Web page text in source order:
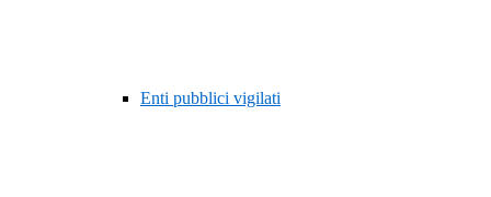
Enti pubblici vigilati